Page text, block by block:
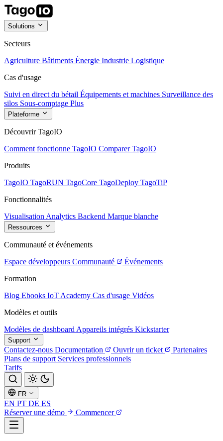
Solutions
Secteurs
Agriculture Bâtiments Énergie Industrie Logistique
Cas d'usage
Suivi en direct du bétail Équipements et machines Surveillance des
silos Sous-comptage Plus
Plateforme
Découvrir TagoIO
Comment fonctionne TagoIO Comparer TagoIO
Produits
TagoIO TagoRUN TagoCore TagoDeploy TagoTiP
Fonctionnalités
Visualisation Analytics Backend Marque blanche
Ressources
Communauté et événements
Espace développeurs Communauté
Événements
Formation
Blog Ebooks IoT Academy Cas d'usage Vidéos
Modèles et outils
Modèles de dashboard Appareils intégrés Kickstarter
Support
Contactez-nous Documentation Ouvrir un ticket
Partenaires
Plans de support Services professionnels
Tarifs
FR
EN PT DE ES
Réserver une démo
Commencer